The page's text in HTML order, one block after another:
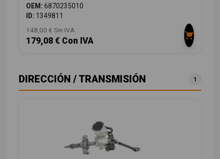
OEM: 6870235010
ID: 1349811
148,00 € Sin IVA
179,08 € Con IVA
DIRECCIÓN / TRANSMISIÓN 1